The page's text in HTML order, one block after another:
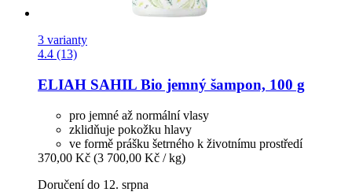
3 varianty
4.4 (13)
ELIAH SAHIL Bio jemný šampon, 100 g
pro jemné až normální vlasy
zklidňuje pokožku hlavy
ve formě prášku šetrného k životnímu prostředí
370,00 Kč (3 700,00 Kč / kg)
Doručení do 12. srpna